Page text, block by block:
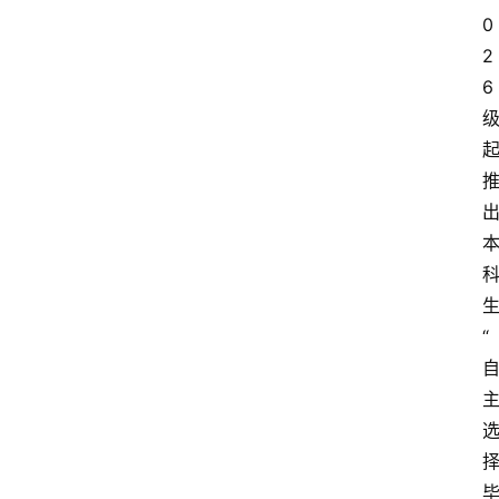
0
2
6
级
起
推
出
本
科
生
“
自
主
选
择
毕